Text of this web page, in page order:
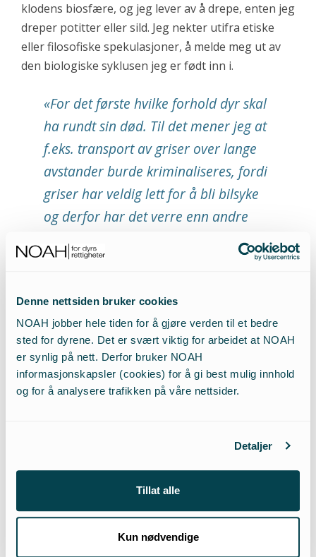
Denne nettsiden bruker cookies
NOAH jobber hele tiden for å gjøre verden til et bedre
sted for dyrene. Det er svært viktig for arbeidet at NOAH
er synlig på nett. Derfor bruker NOAH
informasjonskapsler (cookies) for å gi best mulig innhold
og for å analysere trafikken på våre nettsider.
Detaljer
Tillat alle
Kun nødvendige
klodens biosfære, og jeg lever av å drepe, enten jeg
dreper potitter eller sild. Jeg nekter utifra etiske
eller filosofiske spekulasjoner, å melde meg ut av
den biologiske syklusen jeg er født inn i.
«For det første hvilke forhold dyr skal
ha rundt sin død. Til det mener jeg at
f.eks. transport av griser over lange
avstander burde kriminaliseres, fordi
griser har veldig lett for å bli bilsyke
og derfor har det verre enn andre
slaktedyr.»
andre dyr – eller blir drept selv?
– Hvor mange dyr ville dø av tørst og sult på
savannen, hvis ikke en viss prosent blir drept av
rovdyr? Det er simpelthen en del av balansen. Men
vi har dessverre et ureflektert forhold til døden.
liv er vi slett ikke redde for å ta, men ganske så ukritiske
overfor?
– Jeg synes vi er ganske ukritiske med hverandres
død også – både spedalskhet og AIDS i Afrika